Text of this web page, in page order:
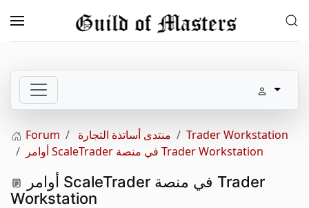
Skip to main content
Forum منتدى أساتذة التجارة
Trader Workstation
أوامر ScaleTrader في منصة Trader Workstation
Workstation